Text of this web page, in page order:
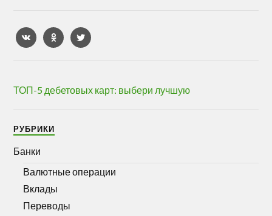
ТОП-5 дебетовых карт: выбери лучшую
РУБРИКИ
Банки
Валютные операции
Вклады
Переводы